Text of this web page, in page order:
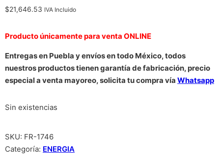
$21,646.53 IVA Incluido
Producto únicamente para venta ONLINE
Entregas en Puebla y envíos en todo México, todos
nuestros productos tienen garantía de fabricación, precio
especial a venta mayoreo, solicita tu compra vía Whatsapp
Sin existencias
SKU: FR-1746
Categoría: ENERGIA